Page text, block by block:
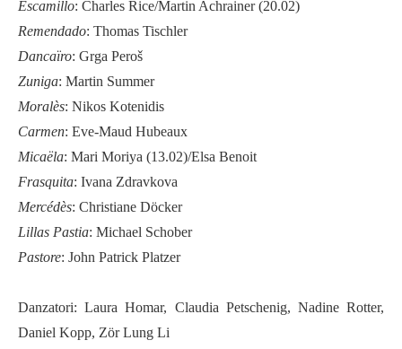
Escamillo: Charles Rice/Martin Achrainer (20.02)
Remendado: Thomas Tischler
Dancaïro: Grga Peroš
Zuniga: Martin Summer
Moralès: Nikos Kotenidis
Carmen: Eve-Maud Hubeaux
Micaëla: Mari Moriya (13.02)/Elsa Benoit
Frasquita: Ivana Zdravkova
Mercédès: Christiane Döcker
Lillas Pastia: Michael Schober
Pastore: John Patrick Platzer
Danzatori: Laura Homar, Claudia Petschenig, Nadine Rotter,
Daniel Kopp, Zör Lung Li